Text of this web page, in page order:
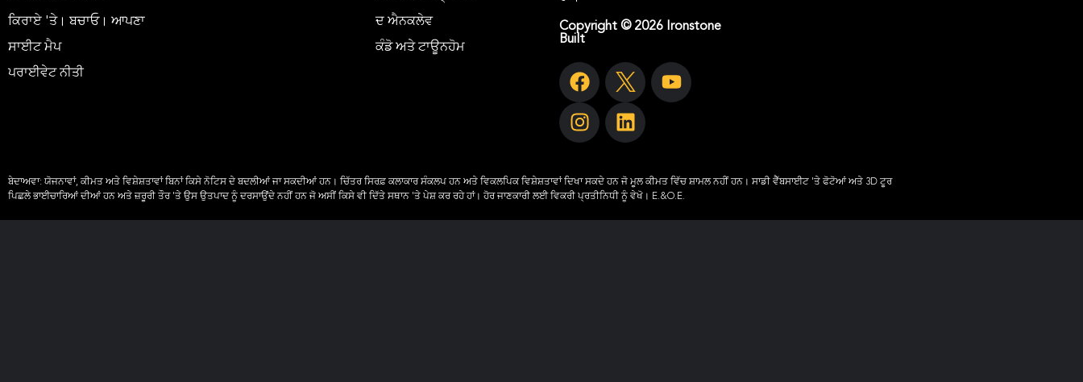
ਕਿਰਾਏ 'ਤੇ। ਬਚਾਓ। ਆਪਣਾ
ਸਾਈਟ ਮੈਪ
ਪਰਾਈਵੇਟ ਨੀਤੀ
ਦ ਐਨਕਲੇਵ
ਕੰਡੋ ਅਤੇ ਟਾਊਨਹੋਮ
Copyright © 2026 Ironstone
Built
ਬੇਦਾਅਵਾ: ਯੋਜਨਾਵਾਂ, ਕੀਮਤ ਅਤੇ ਵਿਸ਼ੇਸ਼ਤਾਵਾਂ ਬਿਨਾਂ ਕਿਸੇ ਨੋਟਿਸ ਦੇ ਬਦਲੀਆਂ ਜਾ ਸਕਦੀਆਂ ਹਨ। ਚਿੱਤਰ ਸਿਰਫ਼ ਕਲਾਕਾਰ ਸੰਕਲਪ ਹਨ ਅਤੇ ਵਿਕਲਪਿਕ ਵਿਸ਼ੇਸ਼ਤਾਵਾਂ ਦਿਖਾ ਸਕਦੇ ਹਨ ਜੋ ਮੂਲ ਕੀਮਤ ਵਿੱਚ ਸ਼ਾਮਲ ਨਹੀਂ ਹਨ। ਸਾਡੀ ਵੈੱਬਸਾਈਟ 'ਤੇ ਫੋਟੋਆਂ ਅਤੇ 3D ਟੂਰ
ਪਿਛਲੇ ਭਾਈਚਾਰਿਆਂ ਦੀਆਂ ਹਨ ਅਤੇ ਜ਼ਰੂਰੀ ਤੌਰ 'ਤੇ ਉਸ ਉਤਪਾਦ ਨੂੰ ਦਰਸਾਉਂਦੇ ਨਹੀਂ ਹਨ ਜੋ ਅਸੀਂ ਕਿਸੇ ਵੀ ਦਿੱਤੇ ਸਥਾਨ 'ਤੇ ਪੇਸ਼ ਕਰ ਰਹੇ ਹਾਂ। ਹੋਰ ਜਾਣਕਾਰੀ ਲਈ ਵਿਕਰੀ ਪ੍ਰਤੀਨਿਧੀ ਨੂੰ ਵੇਖੋ। E.&O.E.